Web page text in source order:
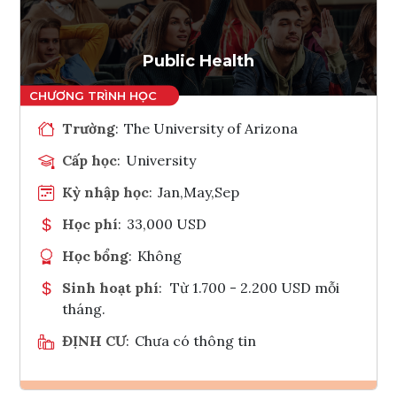
Tham vấn Interlink
Public Health
Trường: The University of Arizona
Cấp học: University
Kỳ nhập học: Jan,May,Sep
Học phí: 33,000 USD
Học bổng: Không
Sinh hoạt phí: Từ 1.700 - 2.200 USD mỗi
tháng.
ĐỊNH CƯ: Chưa có thông tin